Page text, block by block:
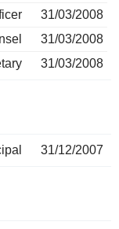
31/03/2008
31/03/2008
31/03/2008
31/12/2007